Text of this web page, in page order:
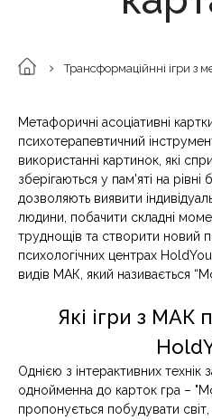
Трансформаційнні ігри з
Метафоричні асоціативні
психотерапевтичний
використанні картинок, які
зберігаються у пам'яті на рівні
дозволяють виявити
людини, побачити складні
труднощів та створити новий
психологічних центрах
видів МАК, який називається
Які ігри з МАК
Однією з інтерактивних
однойменна до карток гра –
пропонується побудувати